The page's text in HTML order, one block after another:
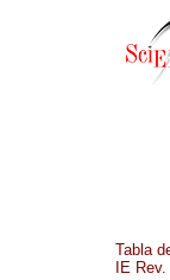
Tabla
IE